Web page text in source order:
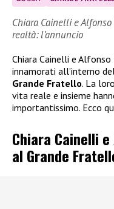
Chiara Cainelli e Alfonso
realtà: l’annuncio
Chiara Cainelli e Alfonso
innamorati all’interno
Grande Fratello. La
vita reale e insieme
importantissimo. Ecco
Chiara Cainelli e
al Grande